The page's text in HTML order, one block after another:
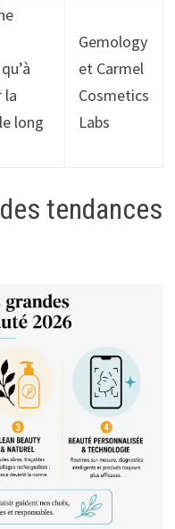
la
long
Gemology
et Carmel
Cosmetics
Labs
tendances